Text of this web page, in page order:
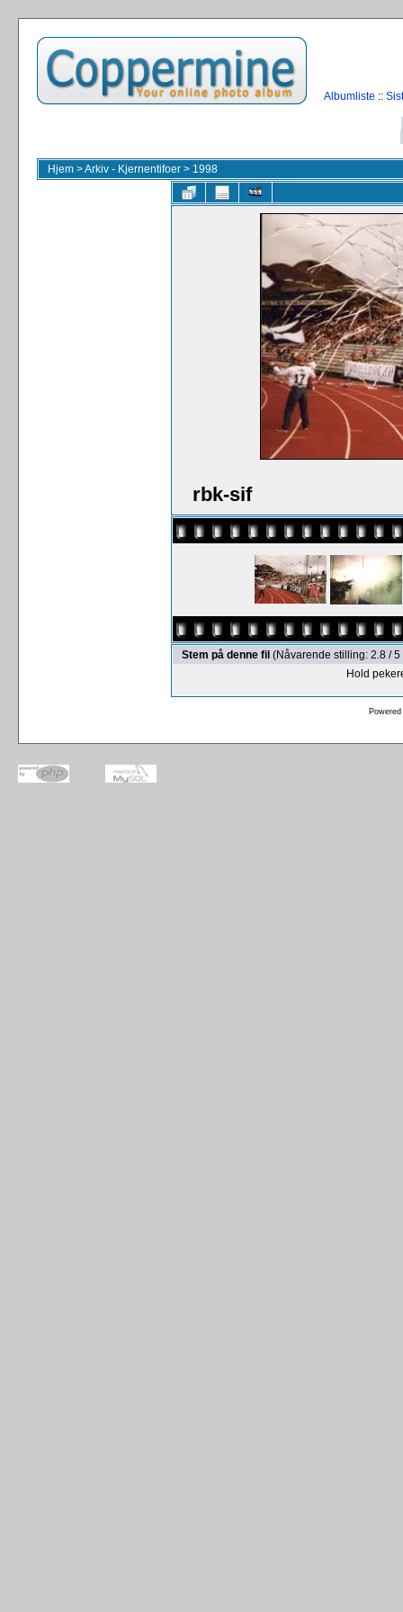
Albumliste ::
Hjem >Arkiv - Kjernentifoer > 1998
rbk-sif
Stem på denne fil (Nåvarende stilling: 2.8 /
Hold